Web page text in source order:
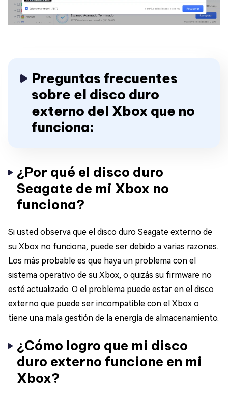
Preguntas frecuentes
sobre el disco duro
externo del Xbox que no
funciona:
¿Por qué el disco duro
Seagate de mi Xbox no
funciona?
Si usted observa que el disco duro Seagate externo de
su Xbox no funciona, puede ser debido a varias razones.
Los más probable es que haya un problema con el
sistema operativo de su Xbox, o quizás su firmware no
esté actualizado. O el problema puede estar en el disco
externo que puede ser incompatible con el Xbox o
tiene una mala gestión de la energía de almacenamiento.
¿Cómo logro que mi disco
duro externo funcione en mi
Xbox?